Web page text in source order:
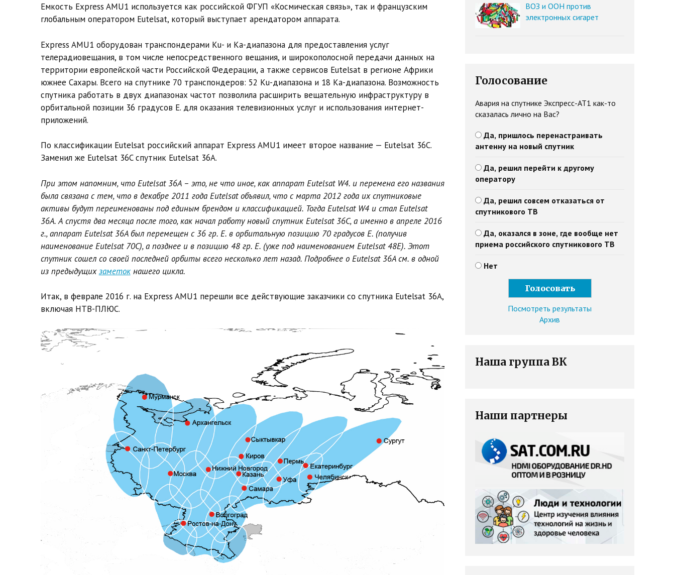
Емкость Express AMU1 используется как российской ФГУП «Космическая связь», так и французским
глобальным оператором Eutelsat, который выступает арендатором аппарата.
Express AMU1 оборудован транспондерами Ku- и Ка-диапазона для предоставления услуг
телерадиовещания, в том числе непосредственного вещания, и широкополосной передачи данных на
территории европейской части Российской Федерации, а также сервисов Eutelsat в регионе Африки
южнее Сахары. Всего на спутнике 70 транспондеров: 52 Ku-диапазона и 18 Ka-диапазона. Возможность
спутника работать в двух диапазонах частот позволила расширить вещательную инфраструктуру в
орбитальной позиции 36 градусов E. для оказания телевизионных услуг и использования интернет-
приложений.
По классификации Eutelsat российский аппарат Express AMU1 имеет второе название — Eutelsat 36C.
Заменил же Eutelsat 36C спутник Eutelsat 36A.
При этом напомним, что Eutelsat 36A – это, не что иное, как аппарат Eutelsat W4. и перемена его названия
была связана с тем, что в декабре 2011 года Eutelsat объявил, что с марта 2012 года их спутниковые
активы будут переименованы под единым брендом и классификацией. Тогда Eutelsat W4 и стал Eutelsat
36A. А спустя два месяца после того, как начал работу новый спутник Eutelsat 36C, а именно в апреле 2016
г., аппарат Eutelsat 36A был перемещен с 36 гр. Е. в орбитальную позицию 70 градусов E. (получив
наименование Eutelsat 70C), а позднее и в позицию 48 гр. Е. (уже под наименованием Eutelsat 48E). Этот
спутник сошел со своей последней орбиты всего несколько лет назад. Подробнее о Eutelsat 36A см. в одной
из предыдущихзаметокнашего цикла.
Итак, в феврале 2016 г. на Express AMU1 перешли все действующие заказчики со спутника Eutelsat 36A,
включая НТВ-ПЛЮС.
ВОЗ и ООН против
электронных сигарет
Голосование
Авария на спутнике Экспресс-АТ1 как-то
сказалась лично на Вас?
Да, пришлось перенастраивать
антенну на новый спутник
Да, решил перейти к другому
оператору
Да, решил совсем отказаться от
спутникового ТВ
Да, оказался в зоне, где вообще нет
приема российского спутникового ТВ
Нет
Посмотреть результаты
Архив
Наша группа ВК
Наши партнеры